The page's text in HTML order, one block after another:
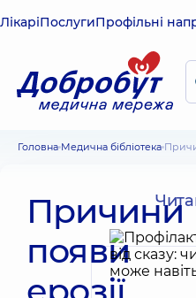
ЛікаріПослугиПрофільні
Головна Медична бібліотека Причини
Причини
появи